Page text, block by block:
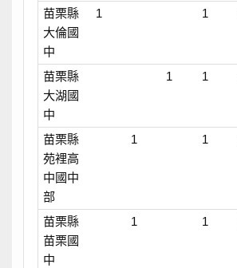
苗栗縣
大倫國
中
1 1
苗栗縣
大湖國
中
1 1
苗栗縣
苑裡高
中國中
部
1 1
苗栗縣
苗栗國
中
1 1